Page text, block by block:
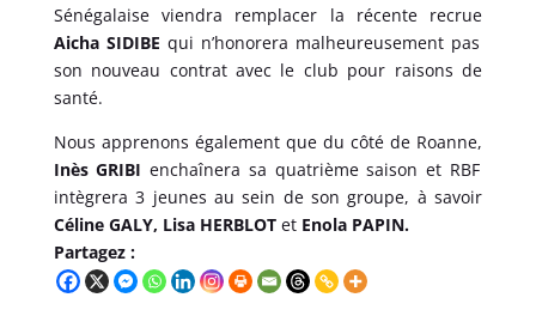
Sénégalaise viendra remplacer la récente recrue
Aicha SIDIBE qui n’honorera malheureusement pas
son nouveau contrat avec le club pour raisons de
santé.
Nous apprenons également que du côté de Roanne,
Inès GRIBI enchaînera sa quatrième saison et RBF
intègrera 3 jeunes au sein de son groupe, à savoir
Céline GALY, Lisa HERBLOTet Enola PAPIN.
Partagez :